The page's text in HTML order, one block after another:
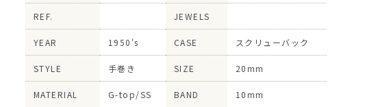
REF. JEWELS
YEAR 1950's CASE スクリューバック
STYLE 手巻き SIZE 20mm
MATERIAL G-top/SS BAND 10mm